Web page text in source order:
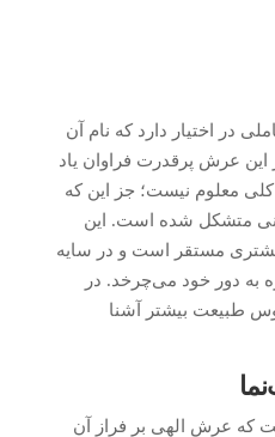
در اختیار دارد که نام آن
عرش پرقدرت فراوان یاد
معلوم نیست؛ جز این که
متشکل شده است. این
مستقر است و در سایه
به دور خود می‌چرخد. در
طبیعت بیشتر آشنا
که عرش الهی بر فراز آن